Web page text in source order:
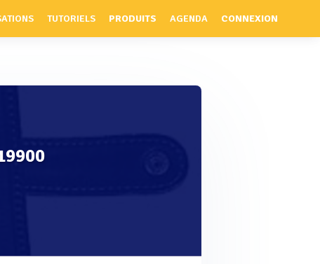
TUTORIELS PRODUITS AGENDA CONNEXION